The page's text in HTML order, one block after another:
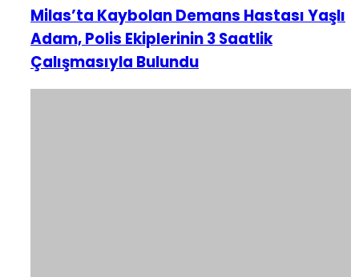
Milas’ta Kaybolan Demans Hastası Yaşlı
Adam, Polis Ekiplerinin 3 Saatlik
Çalışmasıyla Bulundu